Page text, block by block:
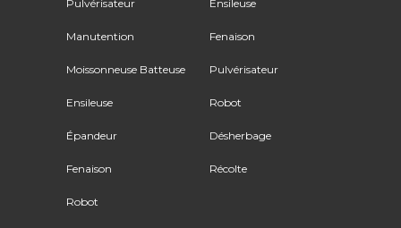
Pulvérisateur
Manutention
Moissonneuse Batteuse
Ensileuse
Épandeur
Fenaison
Robot
Ensileuse
Fenaison
Pulvérisateur
Robot
Désherbage
Récolte